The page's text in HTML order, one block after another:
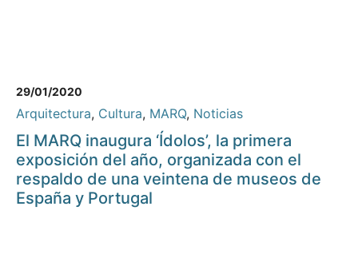
29/01/2020
Arquitectura, Cultura, MARQ, Noticias
El MARQ inaugura ‘Ídolos’, la primera
exposición del año, organizada con el
respaldo de una veintena de museos de
España y Portugal